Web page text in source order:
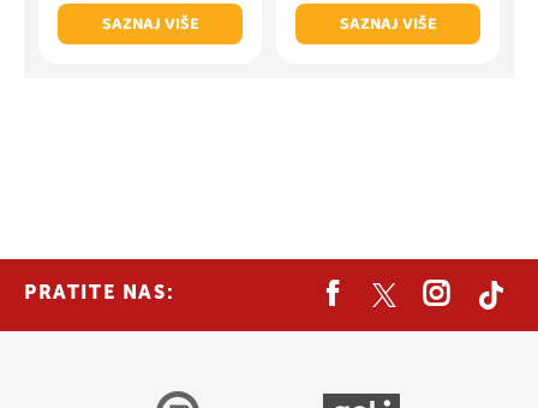
SAZNAJ VIŠE
SAZNAJ VIŠE
PRATITE NAS: